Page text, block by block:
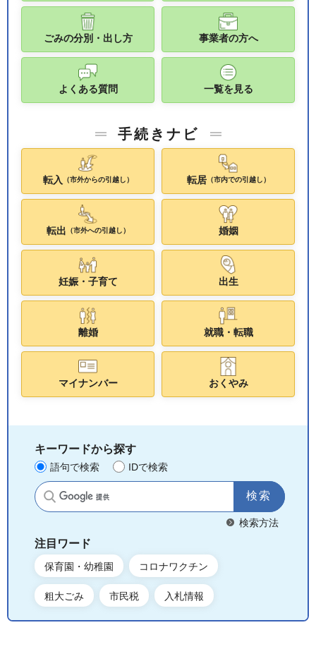
ごみの分別・出し方 事業者の方へ
よくある質問 一覧を見る
手続きナビ
転入 （市外からの引越し） 転居（市内での引越し）
転出 （市外への引越し） 婚姻
妊娠・子育て 出生
離婚 就職・転職
マイナンバー おくやみ
キーワードから探す
語句で検索 IDで検索
サイト内検索
検索方法
注目ワード
保育園・幼稚園 コロナワクチン
粗大ごみ 市民税 入札情報